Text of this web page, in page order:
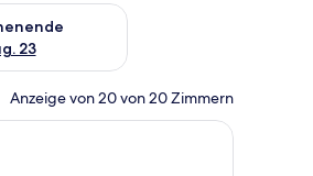
Aug. 16.
23
für nächstes Wochenende, Aug.
Anzeige von 20 von 20 Zimmern